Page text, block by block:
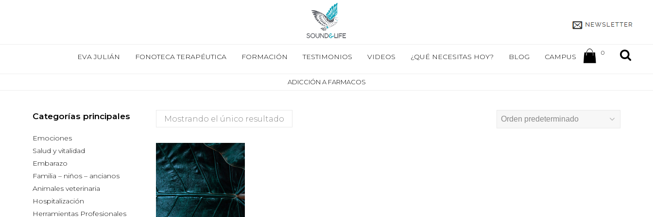
EVA JULIÁN FONOTECA TERAPÉUTICA FORMACIÓN TESTIMONIOS VIDEOS ¿QUÉ NECESITAS HOY? BLOG CAMPUS
ADICCIÓN A FARMACOS
Mostrando el único resultado
Categorías principales
Emociones
Salud y vitalidad
Embarazo
Familia – niños – ancianos
Animales veterinaria
Hospitalización
Herramientas Profesionales
0